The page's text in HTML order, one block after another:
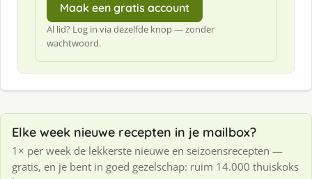
Maak een gratis account
Al lid? Log in via dezelfde knop — zonder
wachtwoord.
Elke week nieuwe recepten in je mailbox?
1× per week de lekkerste nieuwe en seizoensrecepten —
gratis, en je bent in goed gezelschap: ruim 14.000 thuiskoks